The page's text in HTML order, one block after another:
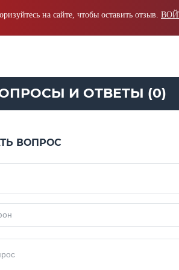
на сайте, чтобы оставить отзыв.
И ОТВЕТЫ (0)
ВОПРОС